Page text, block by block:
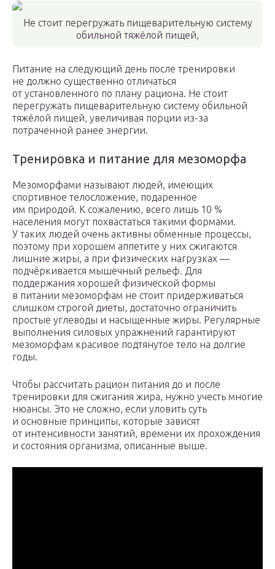
Не стоит перегружать пищеварительную систему
обильной тяжёлой пищей,
Питание на следующий день после тренировки
не должно существенно отличаться
от установленного по плану рациона. Не стоит
перегружать пищеварительную систему обильной
тяжёлой пищей, увеличивая порции из-за
потраченной ранее энергии.
Тренировка и питание для мезоморфа
Мезоморфами называют людей, имеющих
спортивное телосложение, подаренное
им природой. К сожалению, всего лишь 10 %
населения могут похвастаться такими формами.
У таких людей очень активны обменные процессы,
поэтому при хорошем аппетите у них сжигаются
лишние жиры, а при физических нагрузках —
подчёркивается мышечный рельеф. Для
поддержания хорошей физической формы
в питании мезоморфам не стоит придерживаться
слишком строгой диеты, достаточно ограничить
простые углеводы и насыщенные жиры. Регулярные
выполнения силовых упражнений гарантируют
мезоморфам красивое подтянутое тело на долгие
годы.
Чтобы рассчитать рацион питания до и после
тренировки для сжигания жира, нужно учесть многие
нюансы. Это не сложно, если уловить суть
и основные принципы, которые зависят
от интенсивности занятий, времени их прохождения
и состояния организма, описанные выше.